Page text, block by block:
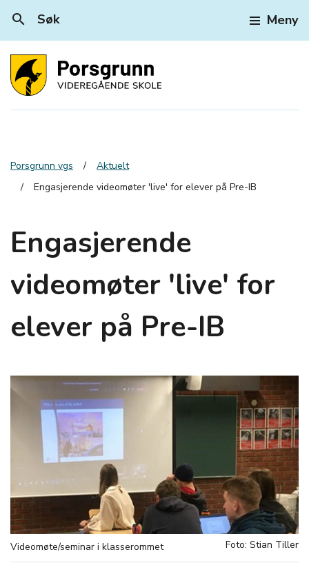
search Søk Meny
Porsgrunn vgs
Aktuelt
Engasjerende videomøter 'live' for elever på Pre-IB
Engasjerende
videomøter 'live' for
elever på Pre-IB
Videomøte/seminar i klasserommet Foto: Stian Tiller